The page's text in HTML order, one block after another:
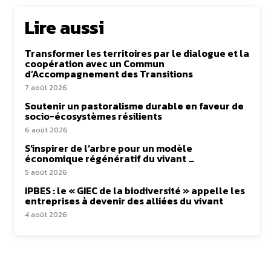
Lire aussi
Transformer les territoires par le dialogue et la
coopération avec un Commun
d’Accompagnement des Transitions
7 août 2026
Soutenir un pastoralisme durable en faveur de
socio-écosystèmes résilients
6 août 2026
S’inspirer de l’arbre pour un modèle
économique régénératif du vivant …
5 août 2026
IPBES : le « GIEC de la biodiversité » appelle les
entreprises à devenir des alliées du vivant
4 août 2026